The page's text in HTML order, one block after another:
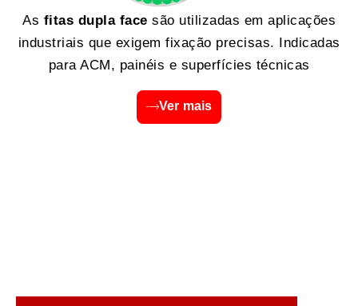
As fitas dupla face são utilizadas em aplicações
industriais que exigem fixação precisas. Indicadas
para ACM, painéis e superfícies técnicas
Ver mais